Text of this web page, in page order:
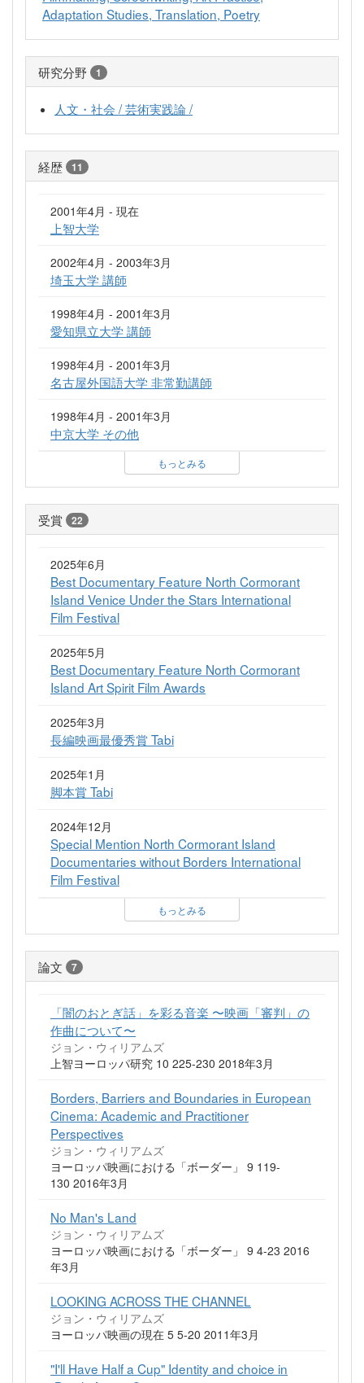
Adaptation Studies, Translation, Poetry
研究分野 1
人文・社会 / 芸術実践論 /
経歴 11
2001年4月 - 現在
上智大学
2002年4月 - 2003年3月
埼玉大学 講師
1998年4月 - 2001年3月
愛知県立大学 講師
1998年4月 - 2001年3月
名古屋外国語大学 非常勤講師
1998年4月 - 2001年3月
中京大学 その他
もっとみる
受賞 22
2025年6月
Best Documentary Feature North Cormorant
Island Venice Under the Stars International
Film Festival
2025年5月
Best Documentary Feature North Cormorant
Island Art Spirit Film Awards
2025年3月
長編映画最優秀賞 Tabi
2025年1月
脚本賞 Tabi
2024年12月
Special Mention North Cormorant Island
Documentaries without Borders International
Film Festival
もっとみる
論文 7
「闇のおとぎ話」を彩る音楽 〜映画「審判」の
作曲について〜
ジョン・ウィリアムズ
上智ヨーロッパ研究 10 225-230 2018年3月
Borders, Barriers and Boundaries in European
Cinema: Academic and Practitioner
Perspectives
ジョン・ウィリアムズ
ヨーロッパ映画における「ボーダー」 9 119-
130 2016年3月
No Man's Land
ジョン・ウィリアムズ
ヨーロッパ映画における「ボーダー」 9 4-23 2016
年3月
LOOKING ACROSS THE CHANNEL
ジョン・ウィリアムズ
ヨーロッパ映画の現在 5 5-20 2011年3月
"I'll Have Half a Cup" Identity and choice in